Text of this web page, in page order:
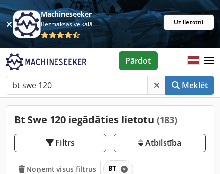
Machineseeker
Bezmaksas veikalā Uz lietotni
Meklēt
Pārdot
Bt Swe 120 iegādāties lietotu (183)
Filtrs Atbilstība
Noņemt visus filtrus BT